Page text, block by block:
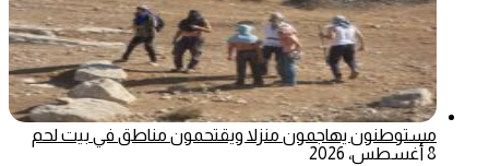
مستوطنون يهاجمون منزلا ويقتحمون مناطق في بيت لحم
8 أغسطس، 2026